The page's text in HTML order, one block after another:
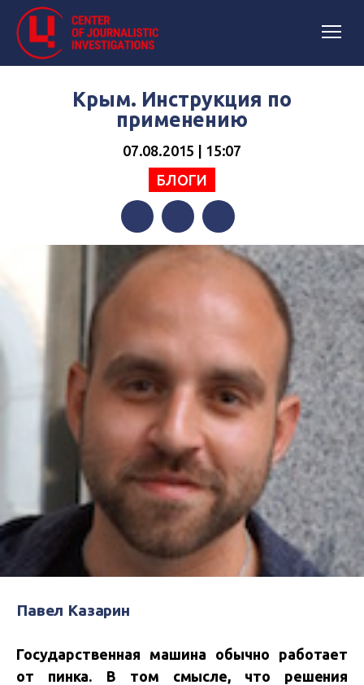
Крым. Инструкция по
применению
07.08.2015 | 15:07
БЛОГИ
FacebookTwitterTelegram
Павел Казарин
Государственная машина обычно работает
от пинка. В том смысле, что решения